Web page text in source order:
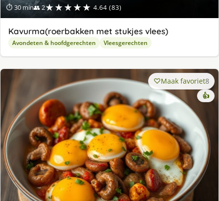
⏱ 30 min👥 2★★★★★ 4.64 (83)
Kavurma(roerbakken met stukjes vlees)
Avondeten & hoofdgerechten Vleesgerechten
Maak favoriet8
👍